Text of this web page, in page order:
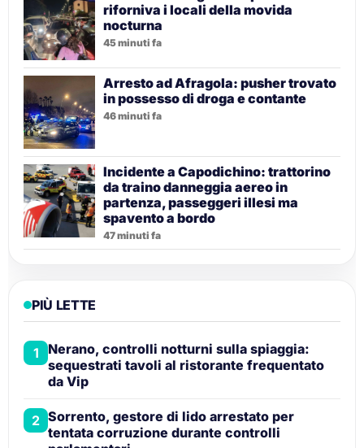
riforniva i locali della movida
nocturna
45 minuti fa
Arresto ad Afragola: pusher trovato
in possesso di droga e contante
46 minuti fa
Incidente a Capodichino: trattorino
da traino danneggia aereo in
partenza, passeggeri illesi ma
spavento a bordo
47 minuti fa
PIÙ LETTE
1
Nerano, controlli notturni sulla spiaggia:
sequestrati tavoli al ristorante frequentato
da Vip
2 Sorrento, gestore di lido arrestato per
tentata corruzione durante controlli